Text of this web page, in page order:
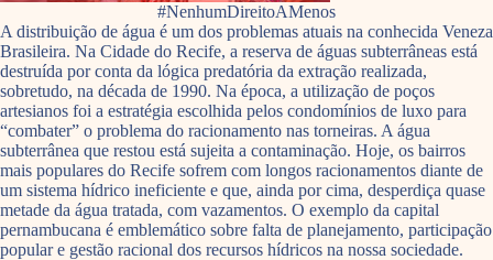
#NenhumDireitoAMenos
A distribuição de água é um dos problemas atuais na conhecida Veneza
Brasileira. Na Cidade do Recife, a reserva de águas subterrâneas está
destruída por conta da lógica predatória da extração realizada,
sobretudo, na década de 1990. Na época, a utilização de poços
artesianos foi a estratégia escolhida pelos condomínios de luxo para
“combater” o problema do racionamento nas torneiras. A água
subterrânea que restou está sujeita a contaminação. Hoje, os bairros
mais populares do Recife sofrem com longos racionamentos diante de
um sistema hídrico ineficiente e que, ainda por cima, desperdiça quase
metade da água tratada, com vazamentos. O exemplo da capital
pernambucana é emblemático sobre falta de planejamento, participação
popular e gestão racional dos recursos hídricos na nossa sociedade.